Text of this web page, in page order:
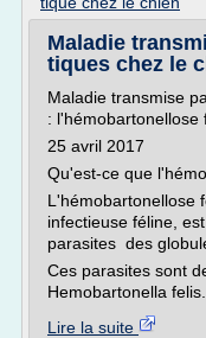
Maladie
tiques chez le
Maladie transmise
: l'hémobartonellose
25 avril 2017
Qu'est-ce que
L'hémobartonellose
infectieuse féline,
parasites des
Ces parasites sont
Hemobartonella
Lire la suite